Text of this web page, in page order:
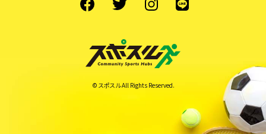
© スポスル All Rights Reserved.